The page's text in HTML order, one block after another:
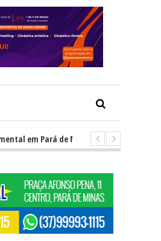
em Pará de Minas - Pará de Minas